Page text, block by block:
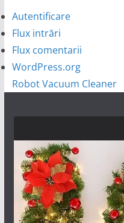
Autentificare
Flux intrări
Flux comentarii
WordPress.org
Robot Vacuum Cleaner